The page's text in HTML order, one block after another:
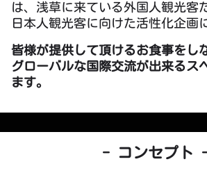
は、浅草に来ている外国人観光客
日本人観光客に向けた活性化企画
皆様が提供して頂けるお食事をし
グローバルな国際交流が出来るス
ます。
- コンセプト